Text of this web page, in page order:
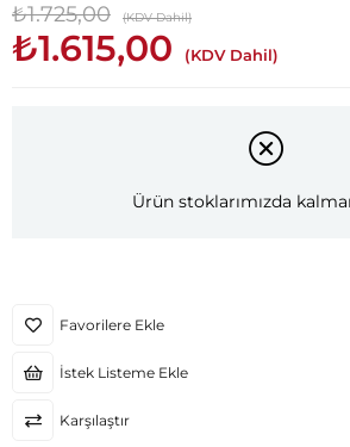
₺1.725,00 (KDV Dahil)
₺1.615,00 (KDV Dahil)
Ürün stoklarımızda
Favorilere Ekle
İstek Listeme Ekle
Karşılaştır